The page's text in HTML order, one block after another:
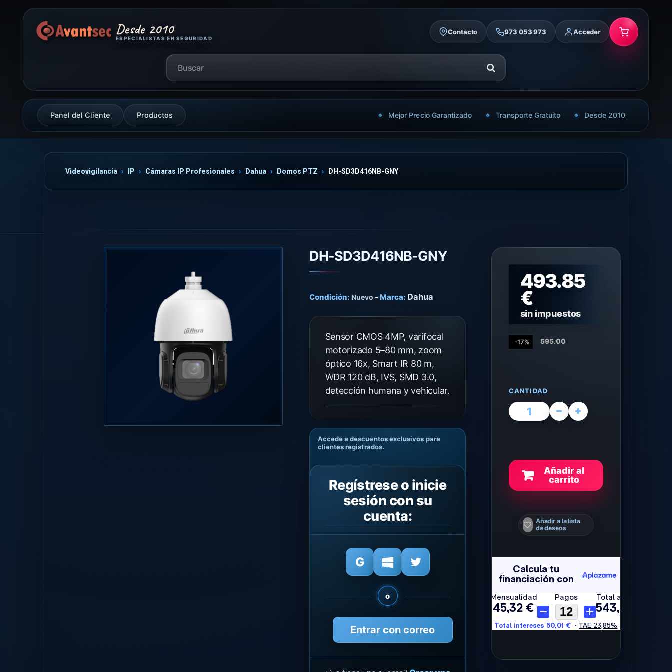
Desde 2010
ESPECIALISTAS EN SEGURIDAD
Contacto 973 053 973 Acceder
Panel del Cliente Productos Mejor Precio Garantizado Transporte Gratuito Desde 2010
Videovigilancia IP Cámaras IP Profesionales Dahua Domos PTZ DH-SD3D416NB-GNY
DH-SD3D416NB-GNY
Condición: Nuevo - Marca: Dahua
Sensor CMOS 4MP, varifocal
motorizado 5–80 mm, zoom
óptico 16x, Smart IR 80 m,
WDR 120 dB, IVS, SMD 3.0,
detección humana y vehicular.
Accede a descuentos exclusivos para
clientes registrados.
Regístrese o inicie
sesión con su
cuenta:
o
Entrar con correo
493.85
€
sin impuestos
-17% 595.00
CANTIDAD
Añadir al
carrito
Añadir a la lista
de deseos